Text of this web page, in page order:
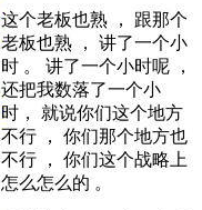
这个老板也熟 ， 跟那个
老板也熟 ， 讲了一个小
时 。 讲了一个小时呢 ，
还把我数落了一个小
时， 就说你们这个地方
不行 ， 你们那个地方也
不行 ， 你们这个战略上
怎么怎么的 。